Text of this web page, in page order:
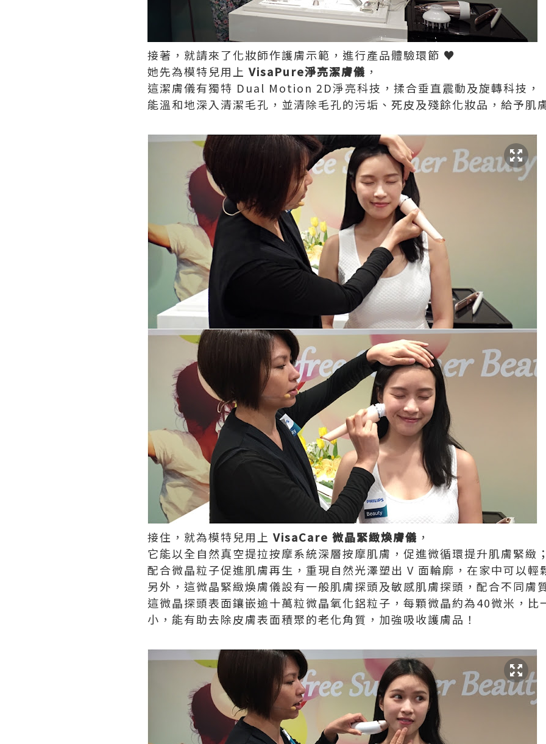
接著，就請來了化妝師作護膚示範，進行產品體驗環節 ♥
她先為模特兒用上 VisaPure淨亮潔膚儀 ，
這潔膚儀有獨特 Dual Motion 2D淨亮科技，揉合垂直震動及旋轉科技，
能溫和地深入清潔毛孔，並清除毛孔的污垢、死皮及殘餘化妝品，給予肌
接住，就為模特兒用上 VisaCare 微晶緊緻煥膚儀 ，
它能以全自然真空提拉按摩系統深層按摩肌膚，促進微循環提升肌膚緊緻；
配合微晶粒子促進肌膚再生，重現自然光澤塑出 V 面輪廓，在家中可以
另外，這微晶緊緻煥膚儀設有一般肌膚探頭及敏感肌膚探頭，配合不同膚
這微晶探頭表面鑲嵌逾十萬粒微晶氧化鋁粒子，每顆微晶約為40微米，比
小，能有助去除皮膚表面積聚的老化角質，加強吸收護膚品！